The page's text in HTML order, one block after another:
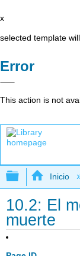
x
selected template
Error
This action is not
Inicio
10.2: El
muerte